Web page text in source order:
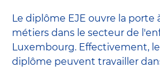
Le diplôme EJE ouvre la porte
métiers dans le secteur de
Luxembourg. Effectivement,
diplôme peuvent travailler